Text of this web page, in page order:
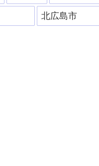
北広島市